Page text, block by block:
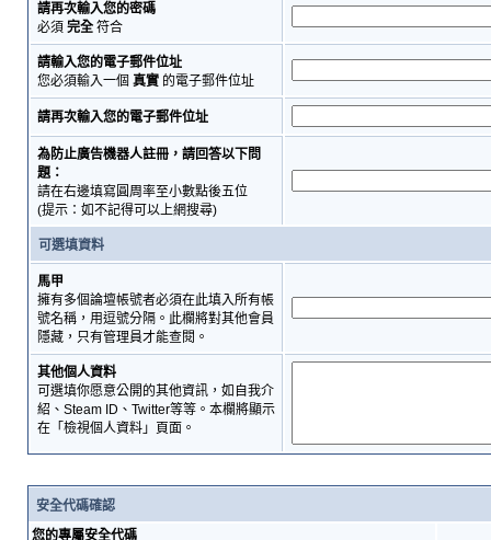
請再次輸入您的密碼
必須 完全符合
請輸入您的電子郵件位址
您必須輸入一個 真實的電子郵件位址
請再次輸入您的電子郵件位址
為防止廣告機器人註冊，請回答以下問
題：
請在右邊填寫圓周率至小數點後五位
(提示：如不記得可以上網搜尋)
可選填資料
馬甲
擁有多個論壇帳號者必須在此填入所有帳
號名稱，用逗號分隔。此欄將對其他會員
隱藏，只有管理員才能查閱。
其他個人資料
可選填你愿意公開的其他資訊，如自我介
紹、Steam ID、Twitter等等。本欄將顯示
在「檢視個人資料」頁面。
安全代碼確認
您的專屬安全代碼